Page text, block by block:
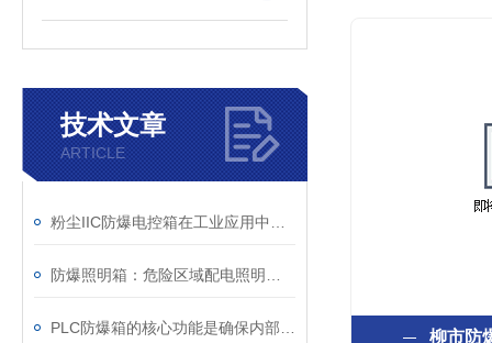
技术文章
ARTICLE
柳市防